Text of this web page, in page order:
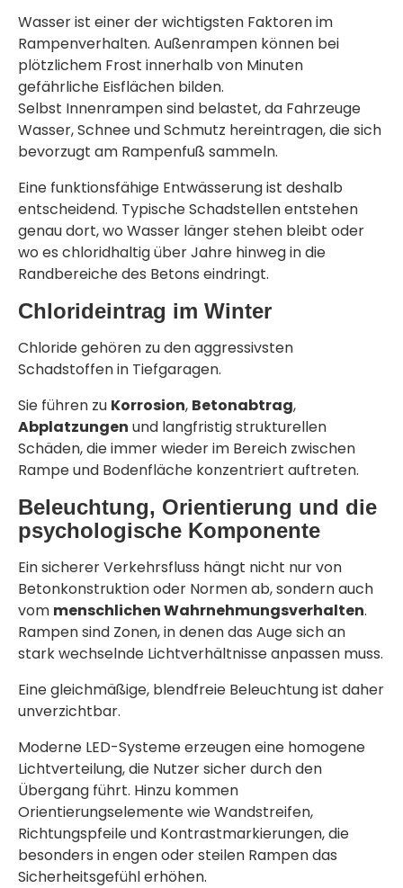
Wasser ist einer der wichtigsten Faktoren im
Rampenverhalten. Außenrampen können bei
plötzlichem Frost innerhalb von Minuten
gefährliche Eisflächen bilden.
Selbst Innenrampen sind belastet, da Fahrzeuge
Wasser, Schnee und Schmutz hereintragen, die sich
bevorzugt am Rampenfuß sammeln.
Eine funktionsfähige Entwässerung ist deshalb
entscheidend. Typische Schadstellen entstehen
genau dort, wo Wasser länger stehen bleibt oder
wo es chloridhaltig über Jahre hinweg in die
Randbereiche des Betons eindringt.
Chlorideintrag im Winter
Chloride gehören zu den aggressivsten
Schadstoffen in Tiefgaragen.
Sie führen zu Korrosion, Betonabtrag,
Abplatzungen und langfristig strukturellen
Schäden, die immer wieder im Bereich zwischen
Rampe und Bodenfläche konzentriert auftreten.
Beleuchtung, Orientierung und die
psychologische Komponente
Ein sicherer Verkehrsfluss hängt nicht nur von
Betonkonstruktion oder Normen ab, sondern auch
vom menschlichen Wahrnehmungsverhalten.
Rampen sind Zonen, in denen das Auge sich an
stark wechselnde Lichtverhältnisse anpassen muss.
Eine gleichmäßige, blendfreie Beleuchtung ist daher
unverzichtbar.
Moderne LED-Systeme erzeugen eine homogene
Lichtverteilung, die Nutzer sicher durch den
Übergang führt. Hinzu kommen
Orientierungselemente wie Wandstreifen,
Richtungspfeile und Kontrastmarkierungen, die
besonders in engen oder steilen Rampen das
Sicherheitsgefühl erhöhen.